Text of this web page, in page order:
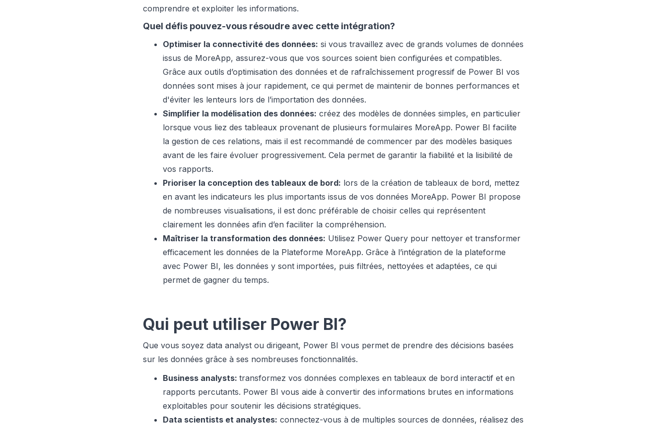
comprendre et exploiter les informations.
Quel défis pouvez-vous résoudre avec cette intégration?
Optimiser la connectivité des données: si vous travaillez avec de grands volumes de données
issus de MoreApp, assurez-vous que vos sources soient bien configurées et compatibles.
Grâce aux outils d’optimisation des données et de rafraîchissement progressif de Power BI vos
données sont mises à jour rapidement, ce qui permet de maintenir de bonnes performances et
d'éviter les lenteurs lors de l’importation des données.
Simplifier la modélisation des données: créez des modèles de données simples, en particulier
lorsque vous liez des tableaux provenant de plusieurs formulaires MoreApp. Power BI facilite
la gestion de ces relations, mais il est recommandé de commencer par des modèles basiques
avant de les faire évoluer progressivement. Cela permet de garantir la fiabilité et la lisibilité de
vos rapports.
Prioriser la conception des tableaux de bord: lors de la création de tableaux de bord, mettez
en avant les indicateurs les plus importants issus de vos données MoreApp. Power BI propose
de nombreuses visualisations, il est donc préférable de choisir celles qui représentent
clairement les données afin d’en faciliter la compréhension.
Maîtriser la transformation des données: Utilisez Power Query pour nettoyer et transformer
efficacement les données de la Plateforme MoreApp. Grâce à l’intégration de la plateforme
avec Power BI, les données y sont importées, puis filtrées, nettoyées et adaptées, ce qui
permet de gagner du temps.
Qui peut utiliser Power BI?
Que vous soyez data analyst ou dirigeant, Power BI vous permet de prendre des décisions basées
sur les données grâce à ses nombreuses fonctionnalités.
Business analysts: transformez vos données complexes en tableaux de bord interactif et en
rapports percutants. Power BI vous aide à convertir des informations brutes en informations
exploitables pour soutenir les décisions stratégiques.
Data scientists et analystes: connectez-vous à de multiples sources de données, réalisez des